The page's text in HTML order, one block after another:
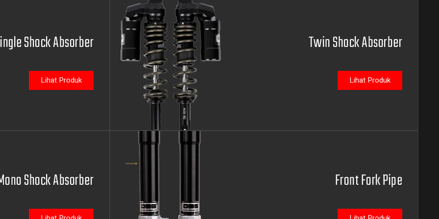
Shock Absorber
Lihat Produk
Twin Shock Absorber
Lihat Produk
Shock Absorber Front Fork Pipe